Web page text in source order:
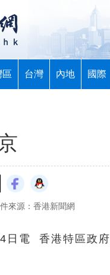
區 台灣 內地 國際
來源：香港新聞網
日電 香港特區政府